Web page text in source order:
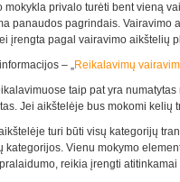
mokykla privalo turėti bent vieną
panaudos pagrindais. Vairavimo
įrengta pagal vairavimo aikštelių
– „Reikalavimų
taip pat yra
Jei aikštelėje bus mokomi kelių
turi būti visų kategorijų
kategorijos. Vienu mokymo
reikia įrengti